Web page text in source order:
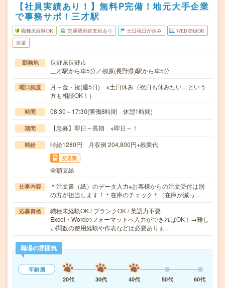
【社員実績あり！】無料P完備！地元大手企業
で事務サポ！三才駅
職種未経験OK 交通費別途支給あり 土日祝日が休み WEB登録OK
派遣
勤務地
長野県長野市
三才駅から車5分／柳原(長野県)駅から車5分
曜日頻度
月～金・祝(週5日) ※土日休み（祝日も休みたい…という
方も相談OK！）
時間 08:30～17:30(実働8時間 休憩1時間)
期間 【急募】即日～長期 ※即日～！
時給 時給1280円 月収例 204,800円+残業代
交通費
全額支給
仕事内容
＊注文書（紙）のデータ入力※お客様からの注文受付は別
の方が担当します！＊在庫のチェック＊（在庫が減っ…
応募資格
職種未経験OK / ブランクOK / 英語力不要
Excel・Wordのフォーマットへ入力ができればOK！→難し
い関数の使用経験や作表などは必要ありま…
職場の雰囲気
年齢層
20代
30代 40代 50代
60代